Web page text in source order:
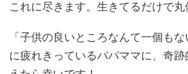
これに尽きます。生きてるだけで丸
「子供の良いところなんて一個もな
に疲れきっているパパママに、奇跡